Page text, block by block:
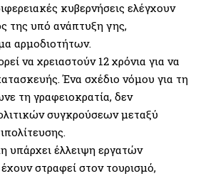
κυβερνήσεις ελέγχουν
της υπό ανάπτυξη γης,
αρμοδιοτήτων.
να χρειαστούν 12 χρόνια για να
Ένα σχέδιο νόμου για τη
τη γραφειοκρατία, δεν
συγκρούσεων μεταξύ
υπάρχει έλλειψη εργατών
στραφεί στον τουρισμό,